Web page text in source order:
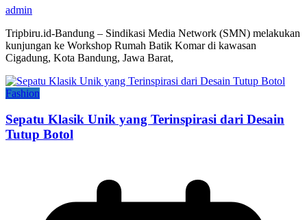
admin
Tripbiru.id-Bandung – Sindikasi Media Network (SMN) melakukan
kunjungan ke Workshop Rumah Batik Komar di kawasan
Cigadung, Kota Bandung, Jawa Barat,
Fashion
Sepatu Klasik Unik yang Terinspirasi dari Desain
Tutup Botol